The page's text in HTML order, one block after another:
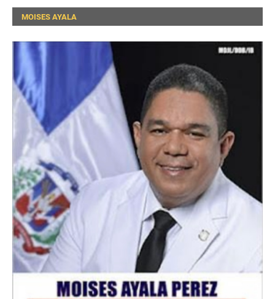
MOISES AYALA